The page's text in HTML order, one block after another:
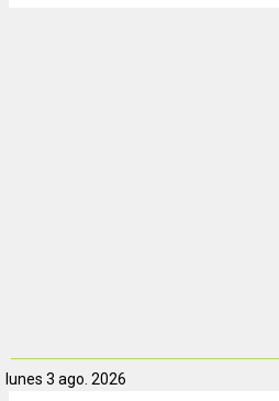
lunes 3 ago. 2026